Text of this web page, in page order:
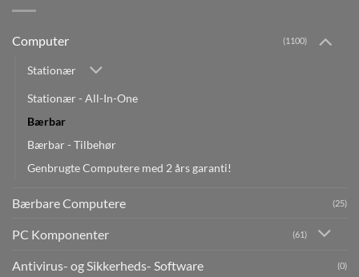
Computer (1100)
Stationær
Stationær - All-In-One
Bærbar
Bærbar - Tilbehør
Genbrugte Computere med 2 års garanti!
Bærbare Computere (25)
PC Komponenter (61)
Antivirus- og Sikkerheds- Software (0)